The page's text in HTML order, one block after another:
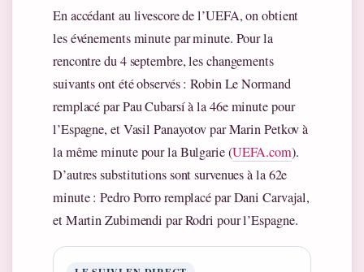
En accédant au livescore de l’UEFA, on obtient
les événements minute par minute. Pour la
rencontre du 4 septembre, les changements
suivants ont été observés : Robin Le Normand
remplacé par Pau Cubarsí à la 46e minute pour
l’Espagne, et Vasil Panayotov par Marin Petkov à
la même minute pour la Bulgarie (UEFA.com).
D’autres substitutions sont survenues à la 62e
minute : Pedro Porro remplacé par Dani Carvajal,
et Martin Zubimendi par Rodri pour l’Espagne.